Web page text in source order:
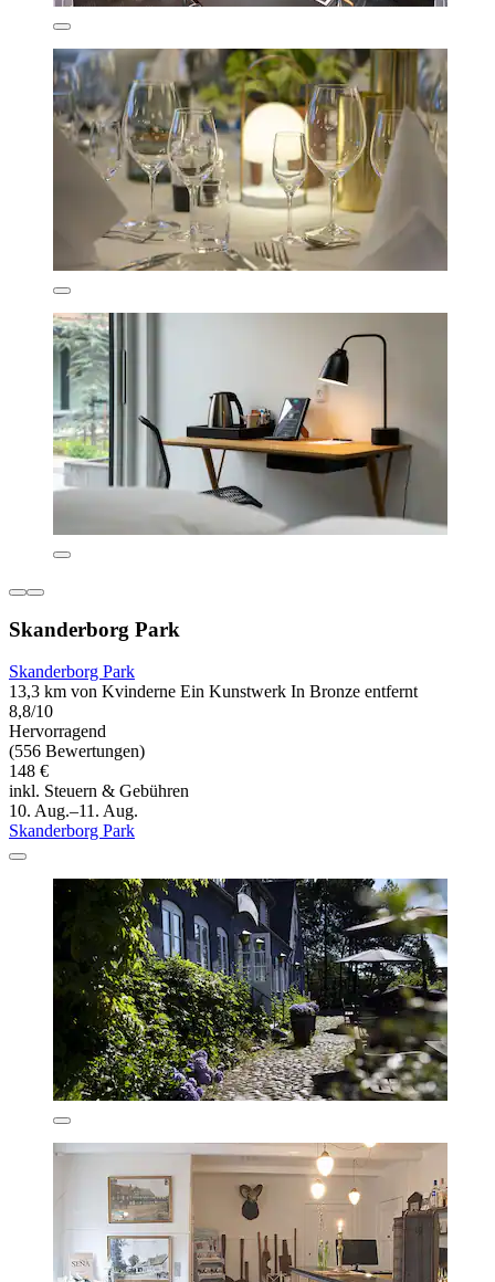
Skanderborg Park
Skanderborg Park
13,3 km von Kvinderne Ein Kunstwerk In Bronze entfernt
8,8/10
Hervorragend
(556 Bewertungen)
148 €
inkl. Steuern & Gebühren
10. Aug.–11. Aug.
Skanderborg Park